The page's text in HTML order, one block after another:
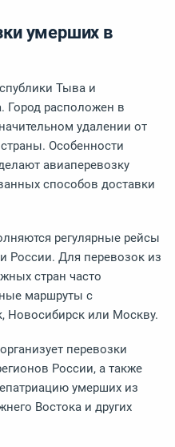
умерших в
Тыва и
Город расположен в
удалении от
Особенности
авиаперевозку
способов доставки
регулярные рейсы
России. Для перевозок из
стран часто
маршруты с
Новосибирск или Москву.
перевозки
России, а также
умерших из
Востока и других